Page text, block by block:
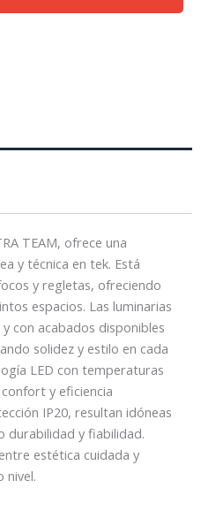
TEAM, ofrece una
y técnica en tek. Está
y regletas, ofreciendo
espacios. Las luminarias
con acabados disponibles
solidez y estilo en cada
LED con temperaturas
y eficiencia
IP20, resultan idóneas
durabilidad y fiabilidad.
estética cuidada y
nivel.